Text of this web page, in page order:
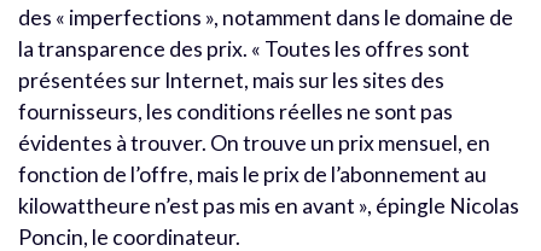
des « imperfections », notamment dans le domaine de
la transparence des prix. « Toutes les offres sont
présentées sur Internet, mais sur les sites des
fournisseurs, les conditions réelles ne sont pas
évidentes à trouver. On trouve un prix mensuel, en
fonction de l’offre, mais le prix de l’abonnement au
kilowattheure n’est pas mis en avant », épingle Nicolas
Poncin, le coordinateur.